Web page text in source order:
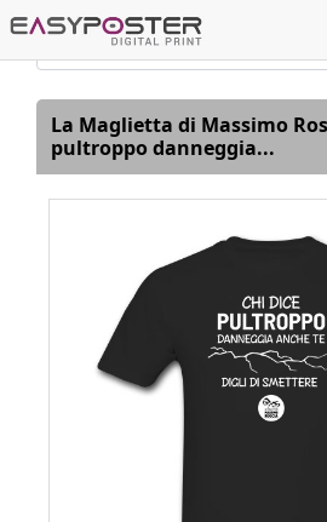
La Maglietta di Massimo
pultroppo danneggia...